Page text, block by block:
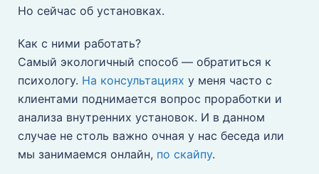
Но сейчас об установках.
Как с ними работать?
Самый экологичный способ — обратиться к
психологу. На консультациях у меня часто с
клиентами поднимается вопрос проработки и
анализа внутренних установок. И в данном
случае не столь важно очная у нас беседа или
мы занимаемся онлайн, по скайпу.